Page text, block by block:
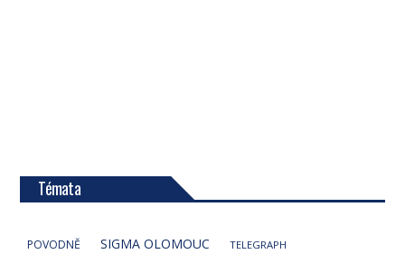
Témata
POVODNĚ SIGMA OLOMOUC TELEGRAPH